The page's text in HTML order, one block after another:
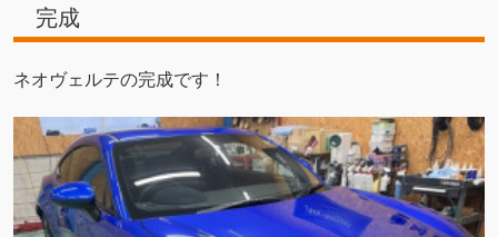
完成
ネオヴェルテの完成です！